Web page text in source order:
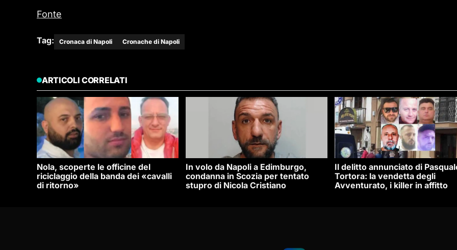
Fonte
Tag: Cronaca di Napoli Cronache di Napoli
ARTICOLI CORRELATI
Nola, scoperte le officine del
riciclaggio della banda dei «cavalli
di ritorno»
In volo da Napoli a Edimburgo,
condanna in Scozia per tentato
stupro di Nicola Cristiano
Il delitto annunciato di
Tortora: la vendetta degli
Avventurato, i killer in affitto